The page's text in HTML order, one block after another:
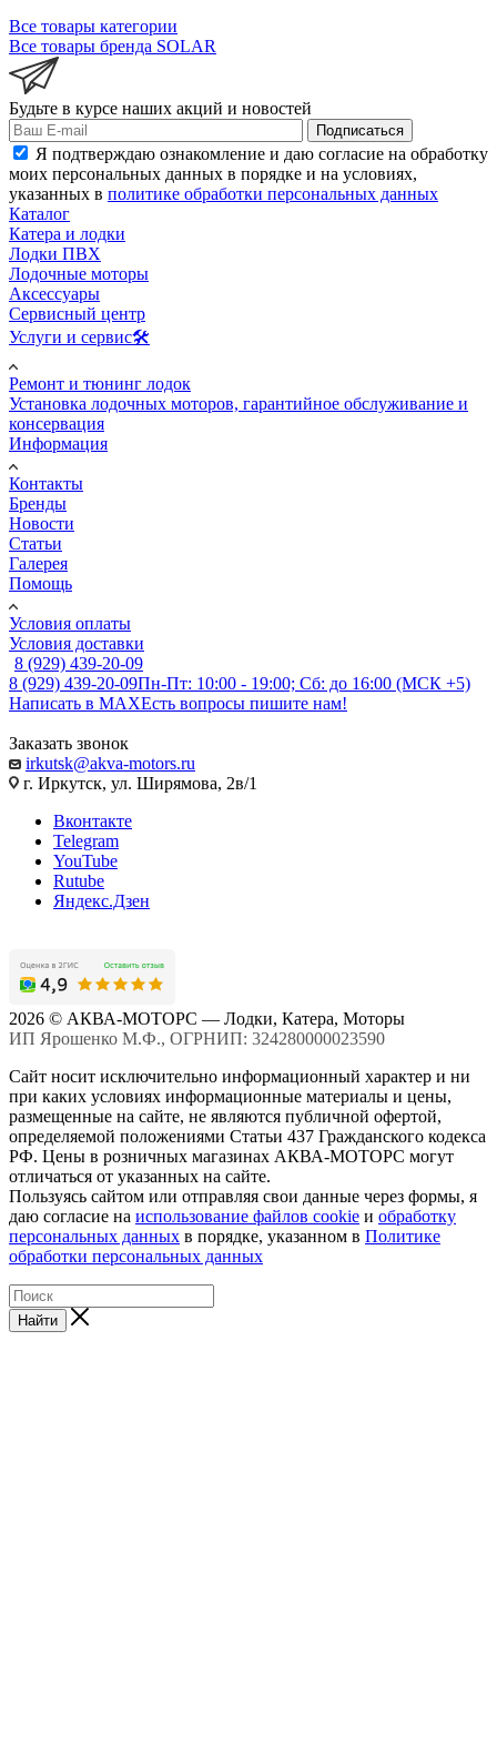
Все товары категории
Все товары бренда SOLAR
Будьте в курсе наших акций и новостей
Подписаться
Я подтверждаю ознакомление и даю согласие на обработку
моих персональных данных в порядке и на условиях,
указанных в политике обработки персональных данных
Каталог
Катера и лодки
Лодки ПВХ
Лодочные моторы
Аксессуары
Сервисный центр
Услуги и сервис🛠️
Ремонт и тюнинг лодок
Установка лодочных моторов, гарантийное обслуживание и
консервация
Информация
Контакты
Бренды
Новости
Статьи
Галерея
Помощь
Условия оплаты
Условия доставки
8 (929) 439-20-09
8 (929) 439-20-09Пн-Пт: 10:00 - 19:00; Сб: до 16:00 (МСК +5)
Написать в MAXЕсть вопросы пишите нам!
Заказать звонок
irkutsk@akva-motors.ru
г. Иркутск, ул. Ширямова, 2в/1
Вконтакте
Telegram
YouTube
Rutube
Яндекс.Дзен
2026 © АКВА-МОТОРС — Лодки, Катера, Моторы
ИП Ярошенко М.Ф., ОГРНИП: 324280000023590
Сайт носит исключительно информационный характер и ни
при каких условиях информационные материалы и цены,
размещенные на сайте, не являются публичной офертой,
определяемой положениями Статьи 437 Гражданского кодекса
РФ. Цены в розничных магазинах АКВА-МОТОРС могут
отличаться от указанных на сайте.
Пользуясь сайтом или отправляя свои данные через формы, я
даю согласие на использование файлов cookie и обработку
персональных данных в порядке, указанном в Политике
обработки персональных данных
Найти